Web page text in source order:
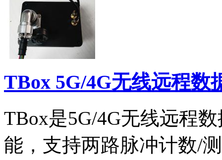
TBox 5G/4G无线远程数
TBox是5G/4G无线远程
能，支持两路脉冲计数/